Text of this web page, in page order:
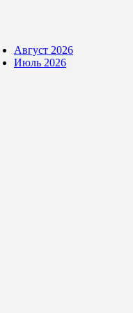
Август 2026
Июль 2026